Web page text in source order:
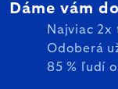
Dáme vám
Najviac 2x
Odoberá
85 % ľudí